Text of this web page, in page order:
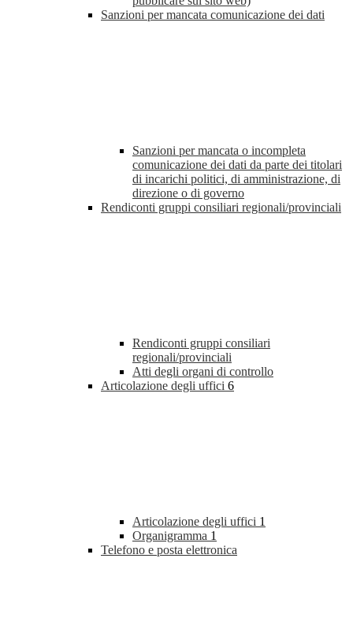
Sanzioni per mancata comunicazione dei dati
Sanzioni per mancata o incompleta
comunicazione dei dati da parte dei titolari
di incarichi politici, di amministrazione, di
direzione o di governo
Rendiconti gruppi consiliari regionali/provinciali
Rendiconti gruppi consiliari
regionali/provinciali
Atti degli organi di controllo
Articolazione degli uffici 6
Articolazione degli uffici 1
Organigramma 1
Telefono e posta elettronica